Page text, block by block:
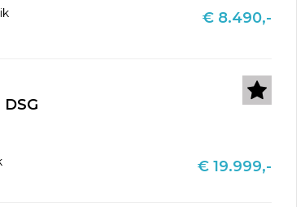
€ 8.490,-
€ 19.999,-